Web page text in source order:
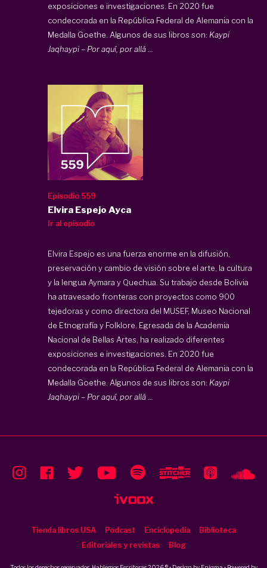
exposiciones e investigaciones. En 2020 fue
condecorada en la República Federal de Alemania con la
Medalla Goethe. Algunos de sus libros son: Kaypi
Jaqhaypi – Por aquí, por allá ...
Episodio 559
Elvira Espejo Ayca
Ir al episodio
Elvira Espejo es una fuerza enorme en la difusión,
preservación y cambio de visión sobre el arte, la cultura
y la lengua Aymara y Quechua. Su trabajo desde Bolivia
ha atravesado fronteras con proyectos como 900
tejedoras y como directora del MUSEF, Museo Nacional
de Etnografía y Folklore. Egresada de la Academia
Nacional de Bellas Artes, ha realizado diferentes
exposiciones e investigaciones. En 2020 fue
condecorada en la República Federal de Alemania con la
Medalla Goethe. Algunos de sus libros son: Kaypi
Jaqhaypi – Por aquí, por allá ...
Tienda libros USA Podcast Enciclopedia
Biblioteca
Editoriales y revistas
Blog